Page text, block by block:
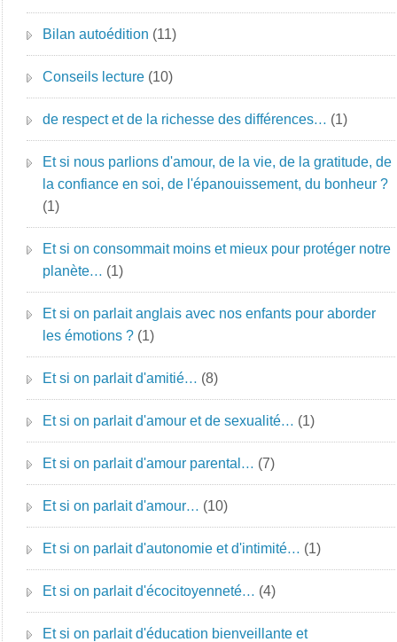
Bilan autoédition (11)
Conseils lecture (10)
de respect et de la richesse des différences… (1)
Et si nous parlions d'amour, de la vie, de la gratitude, de
la confiance en soi, de l'épanouissement, du bonheur ?
(1)
Et si on consommait moins et mieux pour protéger notre
planète… (1)
Et si on parlait anglais avec nos enfants pour aborder
les émotions ? (1)
Et si on parlait d'amitié… (8)
Et si on parlait d'amour et de sexualité… (1)
Et si on parlait d'amour parental… (7)
Et si on parlait d'amour… (10)
Et si on parlait d'autonomie et d'intimité… (1)
Et si on parlait d'écocitoyenneté… (4)
Et si on parlait d'éducation bienveillante et